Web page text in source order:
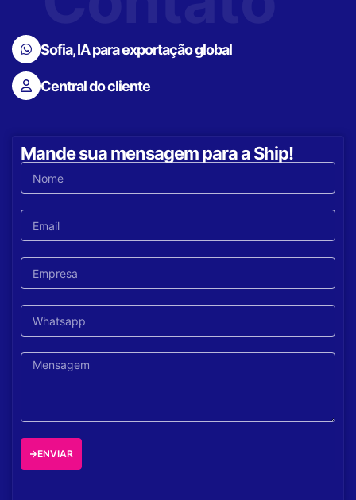
Sofia, IA para exportação global
Central do cliente
Mande sua mensagem para a Ship!
ENVIAR